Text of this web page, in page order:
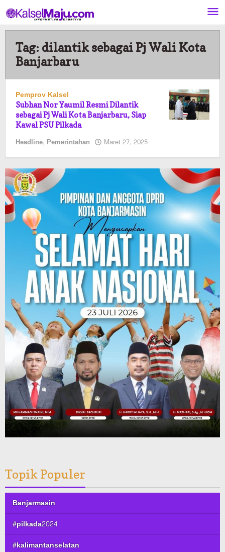
ke
konten
Tag: dilantik sebagai Pj Wali Kota
Banjarbaru
Pemprov Kalsel
Subhan Nor Yaumil Resmi Dilantik
sebagai Pj Wali Kota Banjarbaru, Siap
Kawal PSU Pilkada
Headline, Pemerintahan Maret 27, 2025
Topik Populer
Banjarmasin
#pilkada2024
#kalimantanselatan